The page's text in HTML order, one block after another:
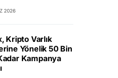
2026
Kripto Varlık
Yönelik 50 Bin
Kampanya